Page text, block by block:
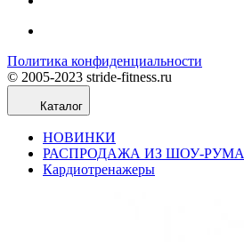
Политика конфиденциальности
© 2005-2023 stride-fitness.ru
Каталог
НОВИНКИ
РАСПРОДАЖА ИЗ ШОУ-РУМА
Кардиотренажеры